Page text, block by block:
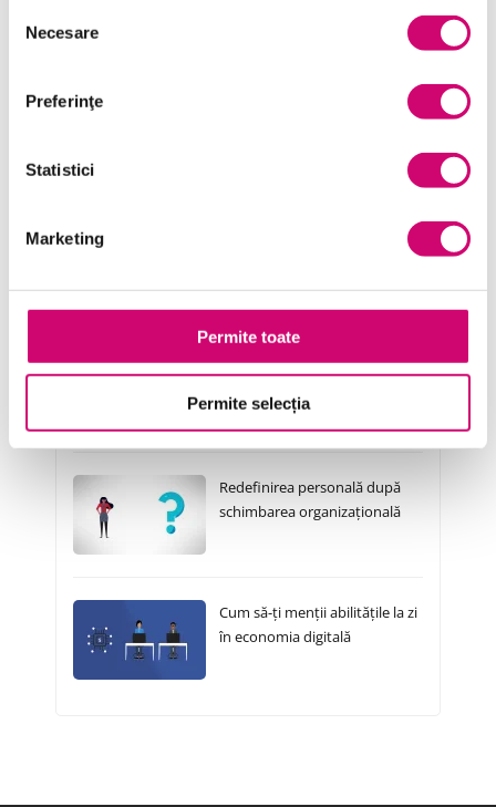
consimțământului
Necesare
Preferinţe
Statistici
Marketing
Permite toate
Permite selecția
Resurse Umane
Transformare Digitală
Cursuri Similare
Companiile se schimbă – Fiți
Redefinirea personală după
schimbarea organizațională
Cum să-ți menții abilitățile la zi
în economia digitală